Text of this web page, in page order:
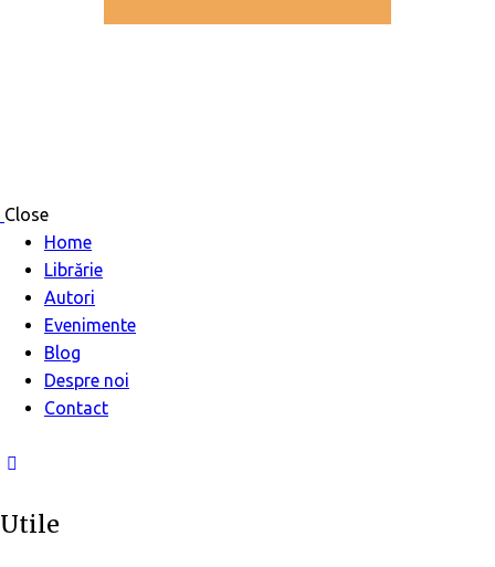
Close
Home
Librărie
Autori
Evenimente
Blog
Despre noi
Contact
Utile